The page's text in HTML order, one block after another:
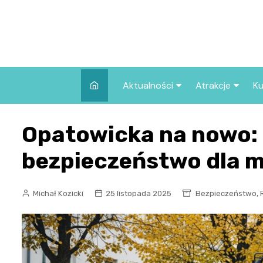
Aktualności
Wszystkie wpisy
Atrakcje
we Wrocławiu
Co warto
Wrocławiu?
Opatowicka na
bezpieczeństwo dla
Michał Kozicki 25 listopada 2025 Bezpieczeństwo,